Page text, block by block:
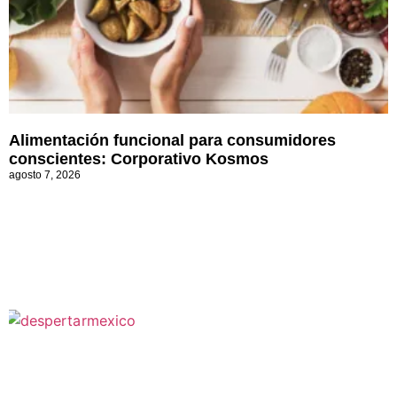
Alimentación funcional para consumidores
conscientes: Corporativo Kosmos
agosto 7, 2026